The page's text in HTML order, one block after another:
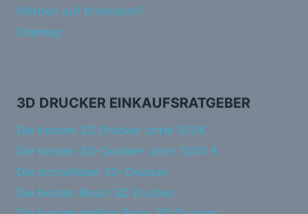
Werben auf threedom?
Sitemap
3D DRUCKER EINKAUFSRATGEBER
Die besten 3D Drucker unter 500€
Die besten 3D-Drucker unter 1000 €
Die schnellsten 3D-Drucker
Die besten Resin 3D Drucker